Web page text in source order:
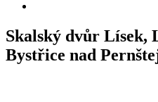
Skalský dvůr Lísek,
Bystřice nad